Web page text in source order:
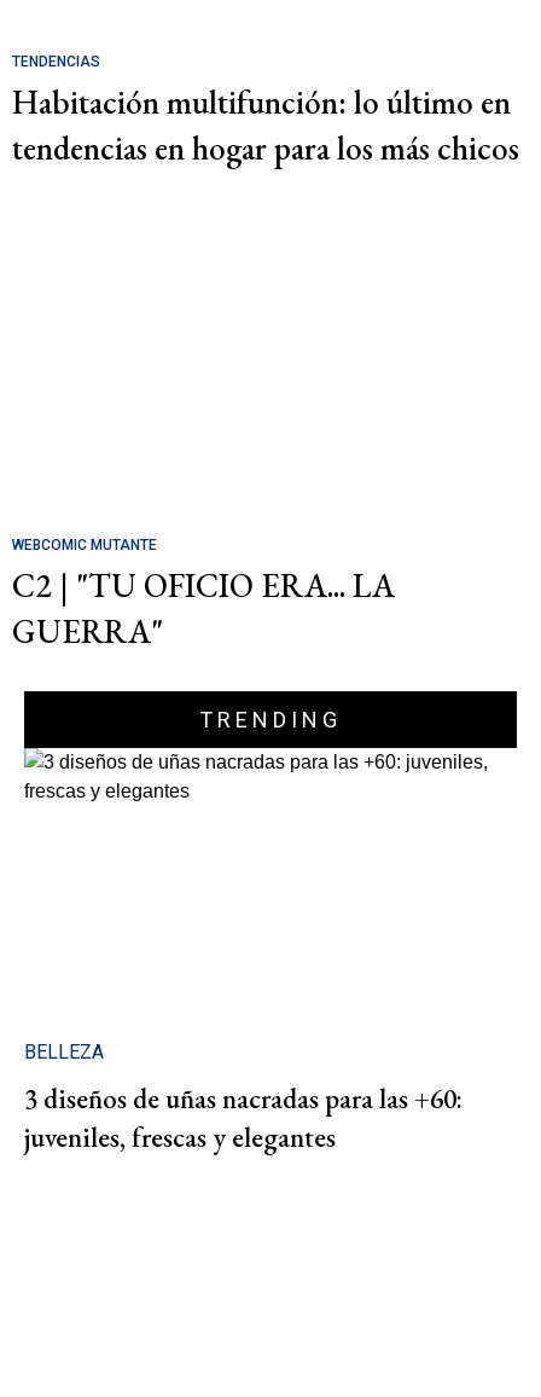
TENDENCIAS
Habitación multifunción: lo último en
tendencias en hogar para los más chicos
WEBCOMIC MUTANTE
C2 | "TU OFICIO ERA... LA
GUERRA"
TRENDING
BELLEZA
3 diseños de uñas nacradas para las +60:
juveniles, frescas y elegantes